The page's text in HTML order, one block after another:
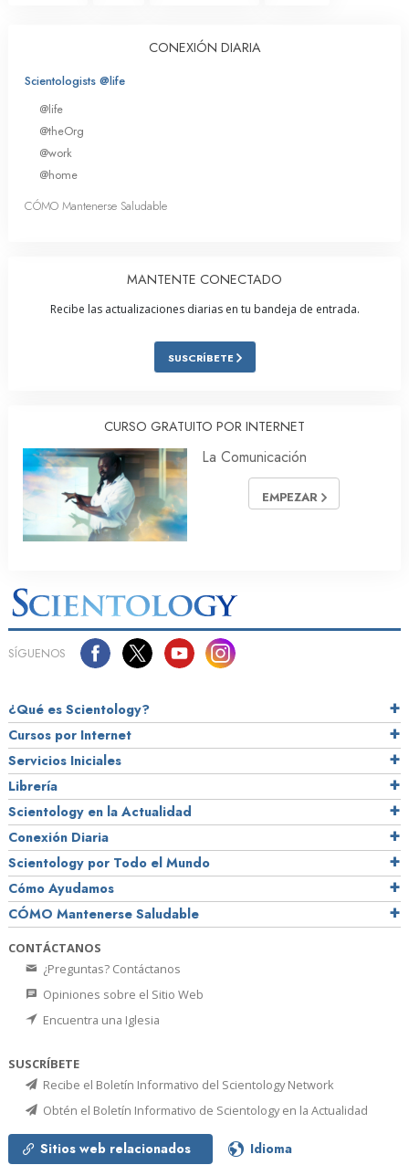
CONEXIÓN DIARIA
Scientologists @life
@life
@theOrg
@work
@home
CÓMO Mantenerse Saludable
MANTENTE CONECTADO
Recibe las actualizaciones diarias en tu bandeja de entrada.
SUSCRÍBETE
CURSO GRATUITO POR INTERNET
La Comunicación
EMPEZAR
SÍGUENOS
¿Qué es Scientology?
Cursos por Internet
Servicios Iniciales
Librería
Scientology en la Actualidad
Conexión Diaria
Scientology por Todo el Mundo
Cómo Ayudamos
CÓMO Mantenerse Saludable
CONTÁCTANOS
¿Preguntas? Contáctanos
Opiniones sobre el Sitio Web
Encuentra una Iglesia
SUSCRÍBETE
Recibe el Boletín Informativo del Scientology Network
Obtén el Boletín Informativo de Scientology en la Actualidad
Sitios web relacionados Idioma